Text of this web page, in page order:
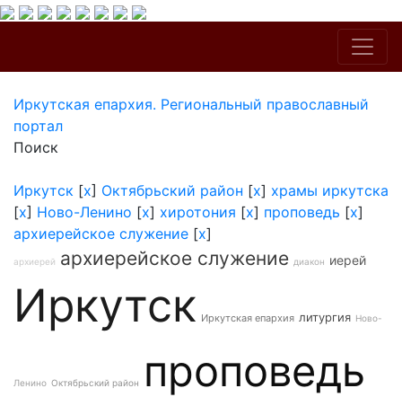
Иркутская епархия. Региональный православный
портал
Поиск
Иркутск [x] Октябрьский район [x] храмы иркутска
[x] Ново-Ленино [x] хиротония [x] проповедь [x]
архиерейское служение [x]
архиерей архиерейское служение диакон иерей
Иркутск Иркутская епархия литургия Ново-
Ленино Октябрьский район проповедь